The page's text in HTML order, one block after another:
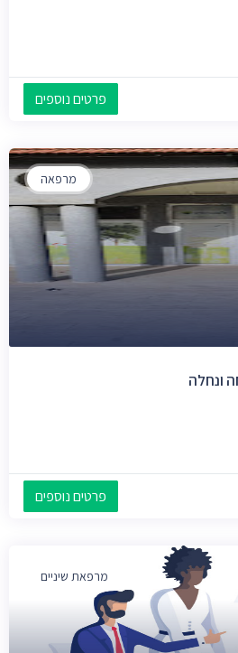
פרטים נוספים
מרפאה
ונחלה
פרטים נוספים
מרפאת שיניים